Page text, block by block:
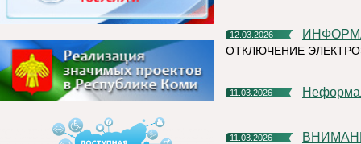
12.03.2026
ОТКЛЮЧЕНИЕ
11.03.2026
11.03.2026
ВНИМАНИЕ!!!ОТДЕЛ ПО ДЕЛАМ ГО, ЧС АДМИНИСТРАЦИИ